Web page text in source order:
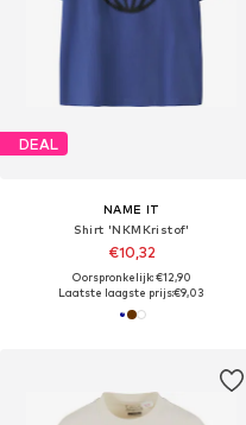
DEAL
NAME IT
Shirt 'NKMKristof'
€10,32
Oorspronkelijk: €12,90
Laatste laagste prijs:€9,03